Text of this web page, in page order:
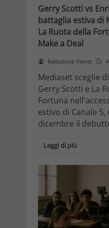
Gerry Scotti vs
battaglia estiva di
La Ruota della
Make a Deal
Redazione Velvet
Mediaset sceglie
Gerry Scotti e La
Fortuna
estivo di Canale
dicembre il
Leggi di più